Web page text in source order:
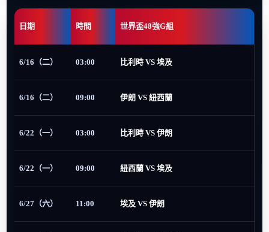
日期 時間 世界盃48強G組
6/16（二） 03:00 比利時 VS 埃及
6/16（二） 09:00 伊朗 VS 紐西蘭
6/22（一） 03:00 比利時 VS 伊朗
6/22（一） 09:00 紐西蘭 VS 埃及
6/27（六） 11:00 埃及 VS 伊朗